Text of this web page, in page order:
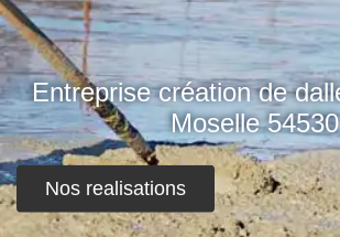
Entreprise création de
Moselle 54530
Nos realisations